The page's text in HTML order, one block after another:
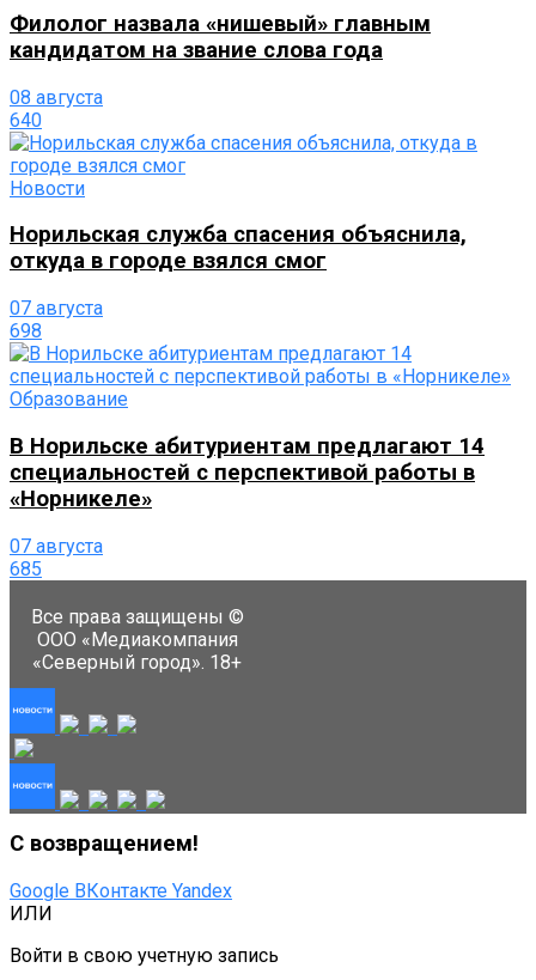
Филолог назвала «нишевый» главным
кандидатом на звание слова года
08 августа
640
Новости
Норильская служба спасения объяснила,
откуда в городе взялся смог
07 августа
698
Образование
В Норильске абитуриентам предлагают 14
специальностей с перспективой работы в
«Норникеле»
07 августа
685
Все права защищены ©
ООО «Медиакомпания
«Северный город». 18+
С возвращением!
Google ВКонтакте Yandex
ИЛИ
Войти в свою учетную запись